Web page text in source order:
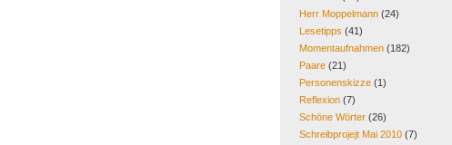
Herr Moppelmann(24)
Lesetipps (41)
Momentaufnahmen(182)
Paare(21)
Personenskizze(1)
Reflexion(7)
Schöne Wörter(26)
Schreibprojejt Mai 2010(7)